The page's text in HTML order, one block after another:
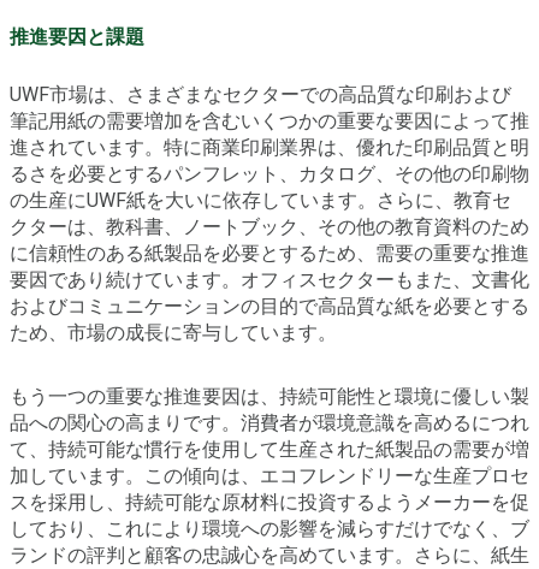
推進要因と課題
UWF市場は、さまざまなセクターでの高品質な印刷および
筆記用紙の需要増加を含むいくつかの重要な要因によって推
進されています。特に商業印刷業界は、優れた印刷品質と明
るさを必要とするパンフレット、カタログ、その他の印刷物
の生産にUWF紙を大いに依存しています。さらに、教育セ
クターは、教科書、ノートブック、その他の教育資料のため
に信頼性のある紙製品を必要とするため、需要の重要な推進
要因であり続けています。オフィスセクターもまた、文書化
およびコミュニケーションの目的で高品質な紙を必要とする
ため、市場の成長に寄与しています。
もう一つの重要な推進要因は、持続可能性と環境に優しい製
品への関心の高まりです。消費者が環境意識を高めるにつれ
て、持続可能な慣行を使用して生産された紙製品の需要が増
加しています。この傾向は、エコフレンドリーな生産プロセ
スを採用し、持続可能な原材料に投資するようメーカーを促
しており、これにより環境への影響を減らすだけでなく、ブ
ランドの評判と顧客の忠誠心を高めています。さらに、紙生